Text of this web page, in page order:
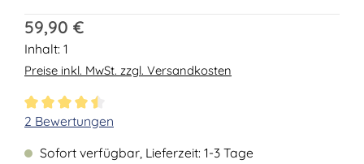
Regulärer Preis:
59,90 €
Inhalt: 1
Preise inkl. MwSt. zzgl. Versandkosten
Durchschnittliche Bewertung von 4.5 von 5 Sternen
2 Bewertungen
Sofort verfügbar, Lieferzeit: 1-3 Tage